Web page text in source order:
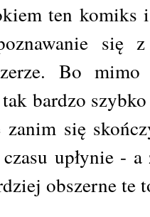
ten
się
Bo
bardzo
zanim się
upłynie -
obszerne te